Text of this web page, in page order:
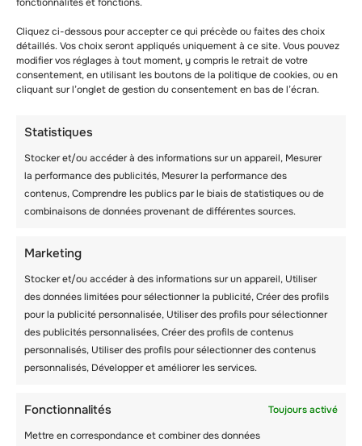
Cliquez ci-dessous pour accepter ce qui précède ou faites des choix
détaillés. Vos choix seront appliqués uniquement à ce site. Vous pouvez
modifier vos réglages à tout moment, y compris le retrait de votre
consentement, en utilisant les boutons de la politique de cookies, ou en
cliquant sur l’onglet de gestion du consentement en bas de l’écran.
Statistiques
Stocker et/ou accéder à des informations sur un appareil, Mesurer
la performance des publicités, Mesurer la performance des
contenus, Comprendre les publics par le biais de statistiques ou de
combinaisons de données provenant de différentes sources.
Marketing
Stocker et/ou accéder à des informations sur un appareil, Utiliser
des données limitées pour sélectionner la publicité, Créer des profils
pour la publicité personnalisée, Utiliser des profils pour sélectionner
des publicités personnalisées, Créer des profils de contenus
personnalisés, Utiliser des profils pour sélectionner des contenus
personnalisés, Développer et améliorer les services.
Fonctionnalités
Toujours activé
Mettre en correspondance et combiner des données
Vérifier la
disponibilité
Verbier,